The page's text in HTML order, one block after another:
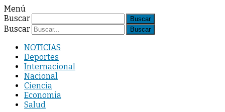
Menú
Buscar
Buscar
NOTICIAS
Deportes
Internacional
Nacional
Ciencia
Economia
Salud